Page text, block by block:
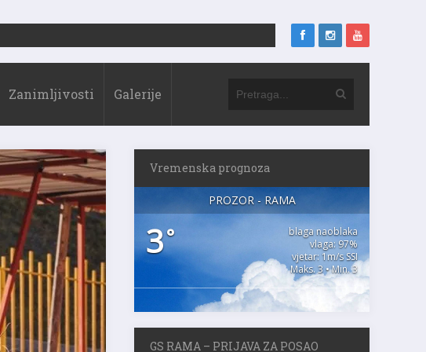
Zanimljivosti Galerije
Vremenska prognoza
PROZOR - RAMA
3°
blaga naoblaka
vlaga: 97%
vjetar: 1m/s SSI
Maks. 3 • Min. 3
GS RAMA – PRIJAVA ZA POSAO